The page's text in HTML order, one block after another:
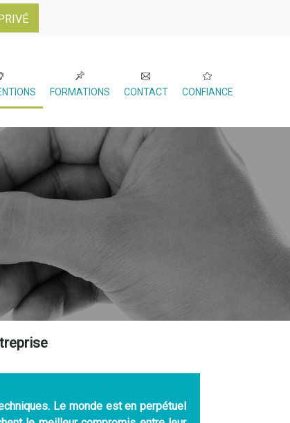
FORMATIONS CONTACT CONFIANCE
Le monde est en perpétuel